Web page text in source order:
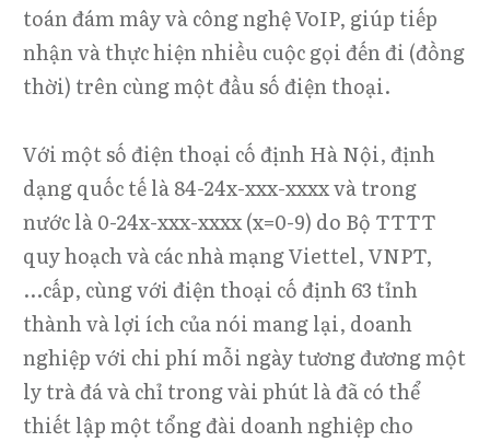
toán đám mây và công nghệ VoIP, giúp tiếp
nhận và thực hiện nhiều cuộc gọi đến đi (đồng
thời) trên cùng một đầu số điện thoại.
Với một số điện thoại cố định Hà Nội, định
dạng quốc tế là 84-24x-xxx-xxxx và trong
nước là 0-24x-xxx-xxxx (x=0-9) do Bộ TTTT
quy hoạch và các nhà mạng Viettel, VNPT,
...cấp, cùng với điện thoại cố định 63 tỉnh
thành và lợi ích của nói mang lại, doanh
nghiệp với chi phí mỗi ngày tương đương một
ly trà đá và chỉ trong vài phút là đã có thể
thiết lập một tổng đài doanh nghiệp cho